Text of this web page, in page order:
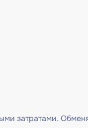
затратами.